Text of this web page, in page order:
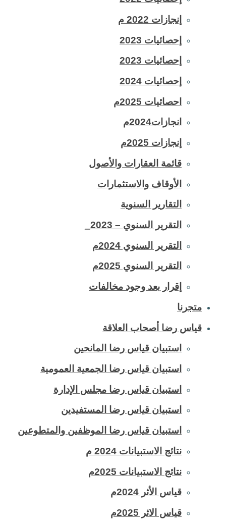
إنجازات 2022 م
إحصائيات 2023
إحصائيات 2023
إحصائيات 2024
احصائيات 2025م
انجازات2024م
إنجازات 2025م
قائمة العقارات والأصول
الأوقاف والاستثمارات
التقارير السنوية
التقرير السنوي – 2023_
التقرير السنوي 2024م
التقرير السنوي 2025م
إقرار بعد وجود مخالفات
متجرنا
قياس رضا أصحاب العلاقة
استبيان قياس رضا المانحين
استبيان قياس رضا الجمعية العمومية
استبيان قياس رضا مجلس الإدارة
استبيان قياس رضا المستفيدين
استبيان قياس رضا الموظفين والمتطوعين
نتائج الاستبيانات 2024 م
نتائج الاستبيانات 2025م
قياس الأثر 2024م
قياس الاثر 2025م